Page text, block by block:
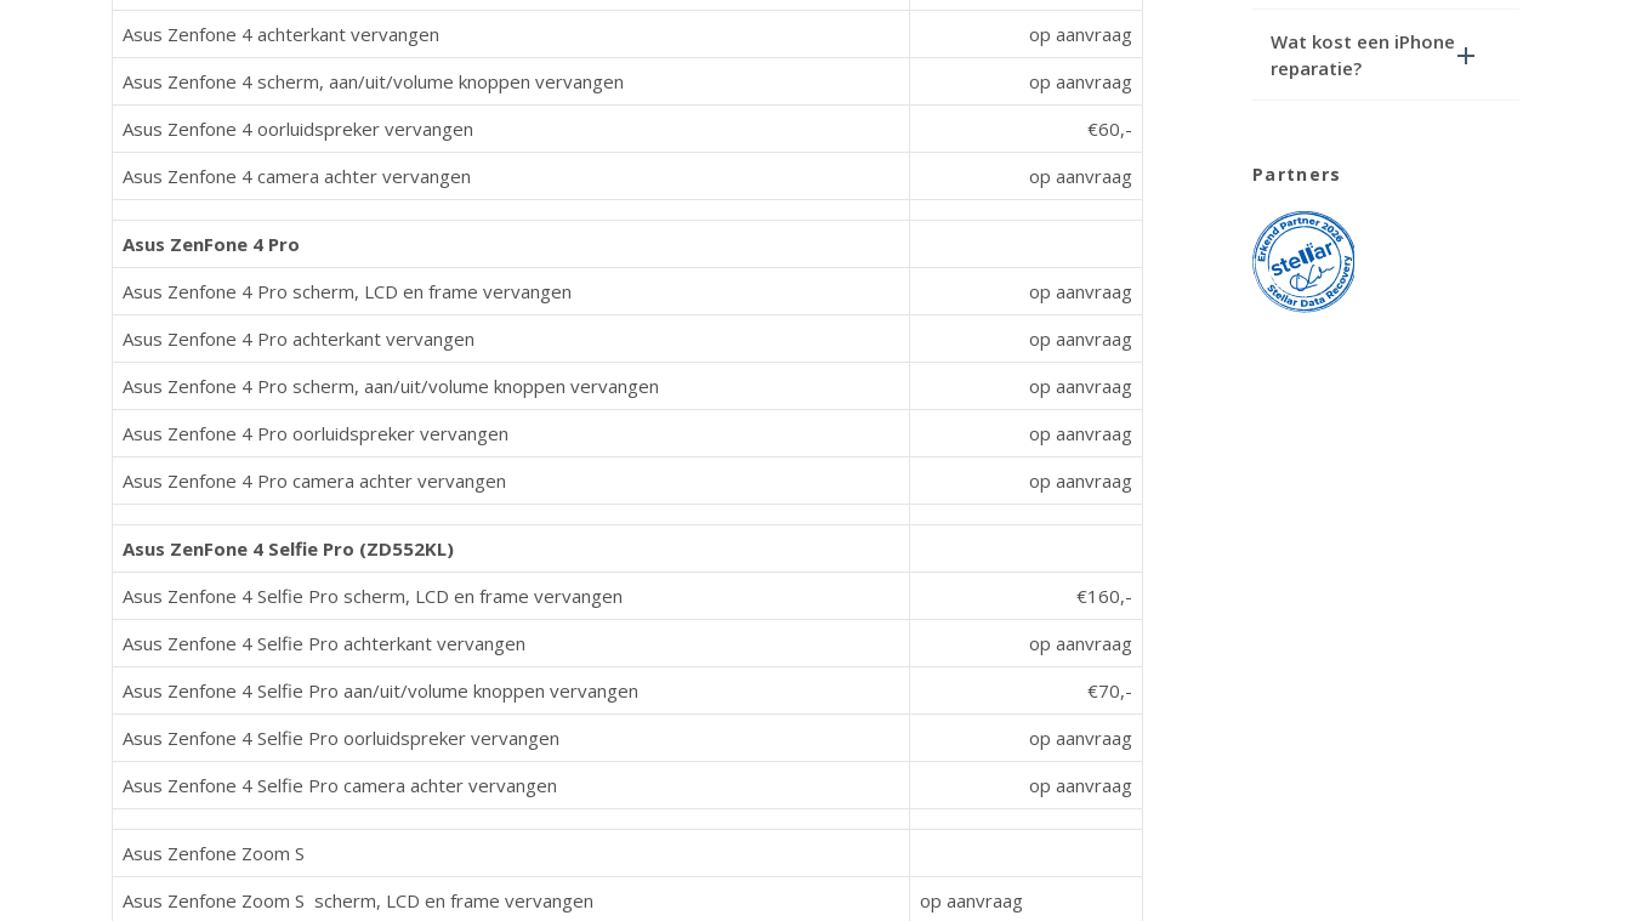
Asus Zenfone 4 achterkant vervangen
op aanvraag
Asus Zenfone 4 scherm, aan/uit/volume knoppen vervangen
op aanvraag
Asus Zenfone 4 oorluidspreker vervangen
€60,-
Asus Zenfone 4 camera achter vervangen
op aanvraag
Asus ZenFone 4 Pro
Asus Zenfone 4 Pro scherm, LCD en frame vervangen
op aanvraag
Asus Zenfone 4 Pro achterkant vervangen
op aanvraag
Asus Zenfone 4 Pro scherm, aan/uit/volume knoppen vervangen
op aanvraag
Asus Zenfone 4 Pro oorluidspreker vervangen
op aanvraag
Asus Zenfone 4 Pro camera achter vervangen
op aanvraag
Asus ZenFone 4 Selfie Pro (ZD552KL)
Asus Zenfone 4 Selfie Pro scherm, LCD en frame vervangen
€160,-
Asus Zenfone 4 Selfie Pro achterkant vervangen
op aanvraag
Asus Zenfone 4 Selfie Pro aan/uit/volume knoppen vervangen
€70,-
Asus Zenfone 4 Selfie Pro oorluidspreker vervangen
op aanvraag
Asus Zenfone 4 Selfie Pro camera achter vervangen
op aanvraag
Asus Zenfone Zoom S
Asus Zenfone Zoom S scherm, LCD en frame vervangen
op aanvraag
Wat kost een iPhone
reparatie?
Partners